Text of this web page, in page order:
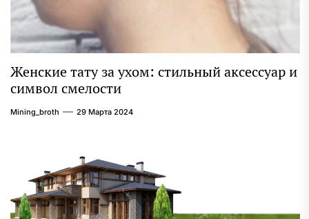
Женские тату за ухом: стильный аксессуар и
символ смелости
Mining_broth 29 Марта 2024